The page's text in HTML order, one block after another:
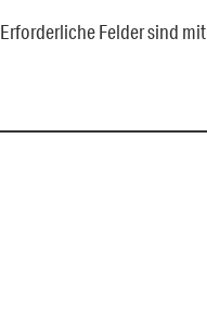
Erforderliche Felder sind mit